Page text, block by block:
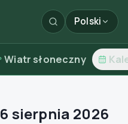
Polski
Wiatr słoneczny
6 sierpnia 2026